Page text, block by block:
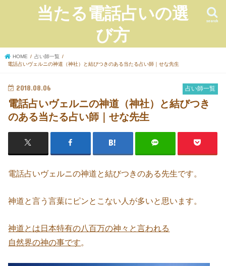
当たる電話占いの選
び方
search
HOME
占い師一覧
電話占いヴェルニの神道（神社）と結びつきのある当たる占い師｜せな先生
占い師一覧
2018.08.06
電話占いヴェルニの神道（神社）と結びつき
のある当たる占い師｜せな先生
電話占いヴェルニの神道と結びつきのある先生です。
神道と言う言葉にピンとこない人が多いと思います。
神道とは日本特有の八百万の神々と言われる
自然界の神の事です。